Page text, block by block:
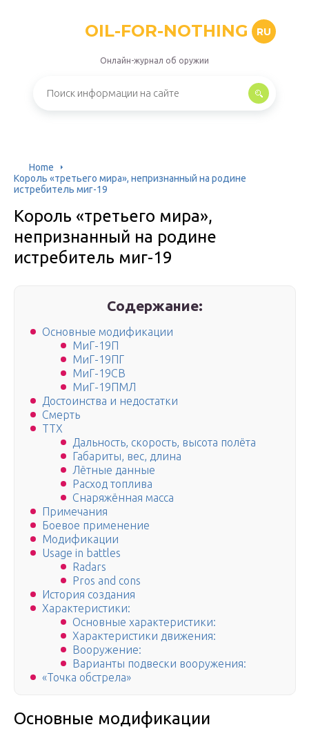
OIL-FOR-NOTHING RU
Онлайн-журнал об оружии
Home
Король «третьего мира», непризнанный на родине
истребитель миг-19
Король «третьего мира»,
непризнанный на родине
истребитель миг-19
Содержание:
Основные модификации
МиГ-19П
МиГ-19ПГ
МиГ-19СВ
МиГ-19ПМЛ
Достоинства и недостатки
Смерть
ТТХ
Дальность, скорость, высота полёта
Габариты, вес, длина
Лётные данные
Расход топлива
Снаряжённая масса
Примечания
Боевое применение
Модификации
Usage in battles
Radars
Pros and cons
История создания
Характеристики:
Основные характеристики:
Характеристики движения:
Вооружение:
Варианты подвески вооружения:
«Точка обстрела»
Основные модификации